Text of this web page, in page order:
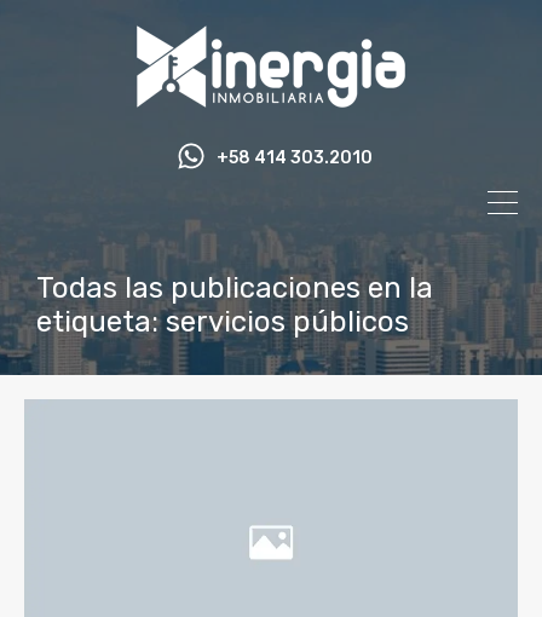
+58 414 303.2010
Todas las publicaciones en la
etiqueta: servicios públicos